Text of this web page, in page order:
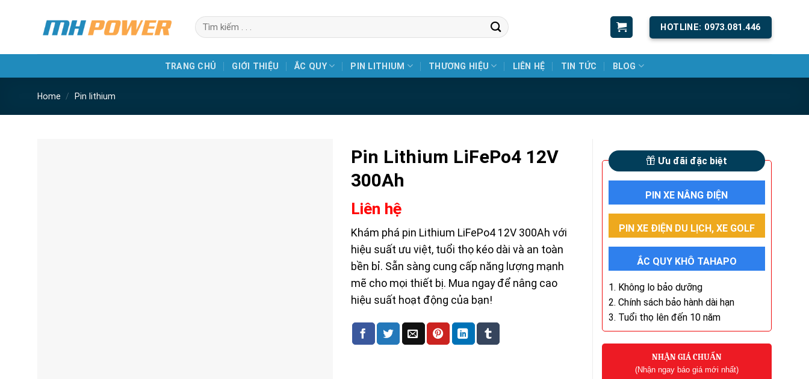
Search
for:
HOTLINE: 0973.081.446
TRANG CHỦ GIỚI THIỆU ẮC QUY PIN LITHIUM THƯƠNG HIỆU LIÊN HỆ TIN TỨC BLOG
Home / Pin lithium
Pin Lithium LiFePo4 12V
300Ah
Liên hệ
Khám phá pin Lithium LiFePo4 12V 300Ah với
hiệu suất ưu việt, tuổi thọ kéo dài và an toàn
bền bỉ. Sẵn sàng cung cấp năng lượng mạnh
mẽ cho mọi thiết bị. Mua ngay để nâng cao
hiệu suất hoạt động của bạn!
Ưu đãi đặc biệt
PIN XE NÂNG ĐIỆN
PIN XE ĐIỆN DU LỊCH, XE GOLF
ẮC QUY KHÔ TAHAPO
1. Không lo bảo dưỡng
2. Chính sách bảo hành dài hạn
3. Tuổi thọ lên đến 10 năm
NHẬN GIÁ CHUẨN
(Nhận ngay báo giá mới nhất)